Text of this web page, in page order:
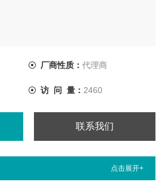
厂商性质： 代理商
访 问 量： 2460
联系我们
点击展开+